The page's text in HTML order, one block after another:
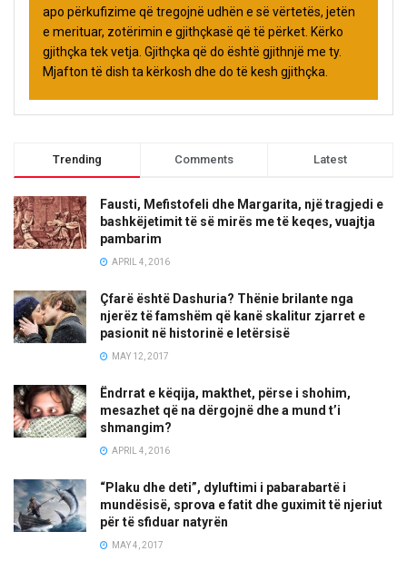
apo përkufizime që tregojnë udhën e së vërtetës, jetën
e merituar, zotërimin e gjithçkasë që të përket. Kërko
gjithçka tek vetja. Gjithçka që do është gjithnjë me ty.
Mjafton të dish ta kërkosh dhe do të kesh gjithçka.
Trending Comments Latest
Fausti, Mefistofeli dhe Margarita, një tragjedi e
bashkëjetimit të së mirës me të keqes, vuajtja
pambarim
APRIL 4, 2016
Çfarë është Dashuria? Thënie brilante nga
njerëz të famshëm që kanë skalitur zjarret e
pasionit në historinë e letërsisë
MAY 12, 2017
Ëndrrat e këqija, makthet, përse i shohim,
mesazhet që na dërgojnë dhe a mund t’i
shmangim?
APRIL 4, 2016
“Plaku dhe deti”, dyluftimi i pabarabartë i
mundësisë, sprova e fatit dhe guximit të njeriut
për të sfiduar natyrën
MAY 4, 2017